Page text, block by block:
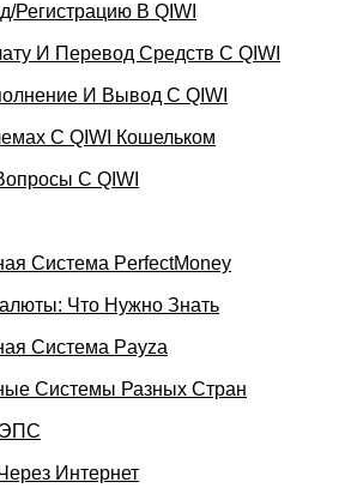
регистрацию В QIWI
И Перевод Средств C QIWI
И Вывод С QIWI
С QIWI Кошельком
С QIWI
Система PerfectMoney
Что Нужно Знать
Система Payza
Системы Разных Стран
ЭПС
Интернет